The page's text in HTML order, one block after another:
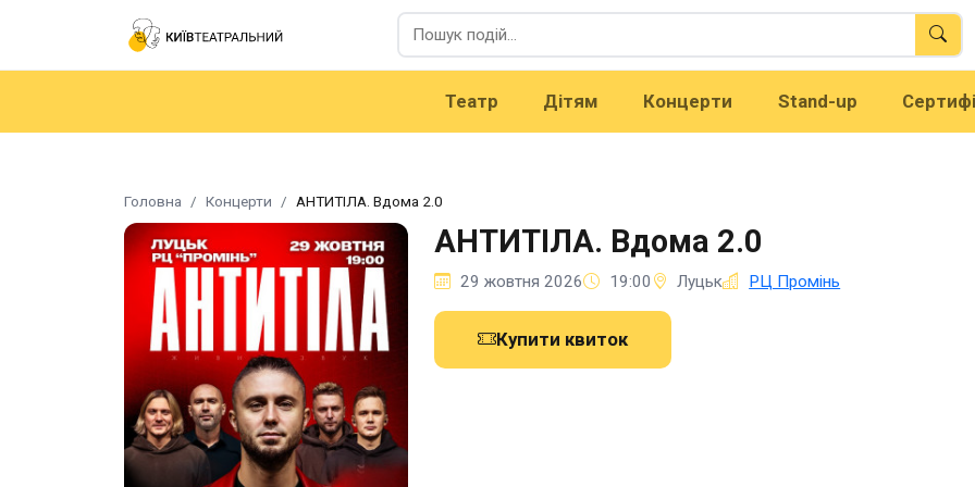
Театр Дітям Концерти Stand-up
Головна Концерти АНТИТІЛА. Вдома 2.0
АНТИТІЛА. Вдома 2.0
29 жовтня 2026 19:00 Луцьк РЦ Промінь
Купити квиток